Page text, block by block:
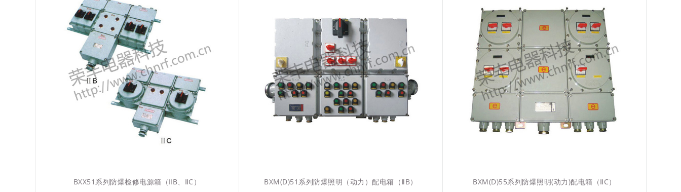
BXX51系列防爆检修电源箱（ⅡB、ⅡC） BXM(D)51系列防爆照明（动力）配电箱（ⅡB） BXM(D)55系列防爆照明(动力)配电箱（ⅡC）